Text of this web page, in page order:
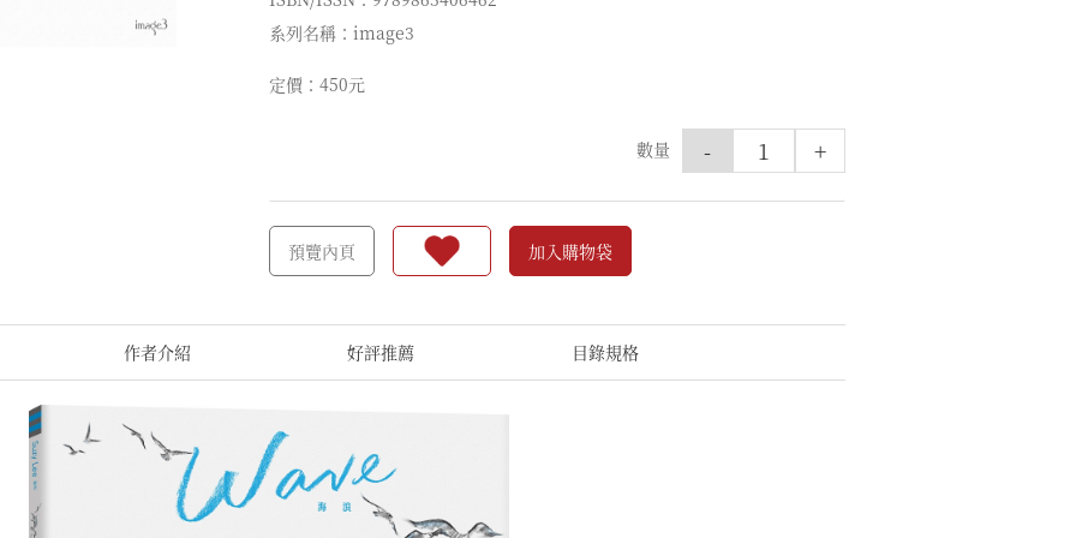
系列名稱：image3
定價：450元
數量 +
-
預覽內頁 加入購物袋
作者介紹 好評推薦 目錄規格